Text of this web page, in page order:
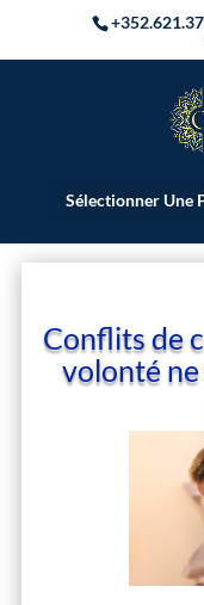
Sélectionner Une
Conflits de
volonté